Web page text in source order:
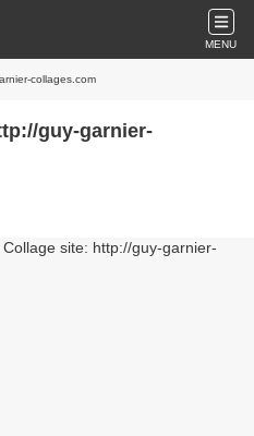
MENU
collages.com